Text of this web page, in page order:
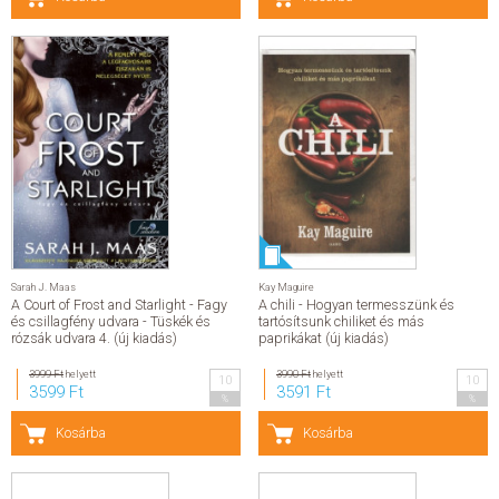
Sarah J. Maas
A Court of Frost and Starlight - Fagy
és csillagfény udvara - Tüskék és
rózsák udvara 4. (új kiadás)
3999 Fthelyett
3599 Ft
10
Kosárba
Kay Maguire
A chili - Hogyan termesszünk és
tartósítsunk chiliket és más
paprikákat (új kiadás)
3990 Fthelyett
3591 Ft
10
Kosárba
Utazás
Utazás
Útikönyv
Napjaink, gazdaság, politika
Napjaink, gazdaság, politika
Napjaink
Gazdaság
Politika
További címek
Vallás
Segédkönyv, tankönyv
Ismeretterjesztő
Család, gyermeknevelés
Család, gyermeknevelés
Gyermeknevelés
Párkapcsolat
Ezotéria
Ezotéria
Ezotéria
Gasztronómia
Gasztronómia
Szakácskönyvek
Kert, otthon, hobbi
Kert, otthon, hobbi
Otthon, lakás, ház
Szabadidő
Történelmi